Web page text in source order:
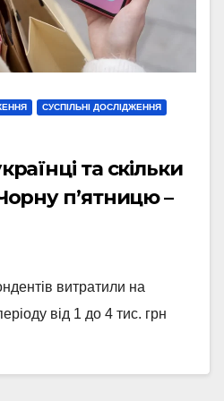
СУСПІЛЬНІ ДОСЛІДЖЕННЯ
та скільки
п’ятницю –
витратили на
від 1 до 4 тис. грн